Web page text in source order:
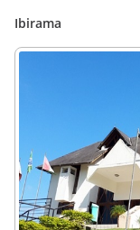
Ibirama